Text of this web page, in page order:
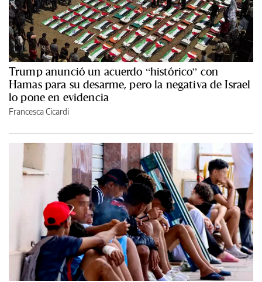
Trump anunció un acuerdo “histórico” con
Hamas para su desarme, pero la negativa de Israel
lo pone en evidencia
Francesca Cicardi